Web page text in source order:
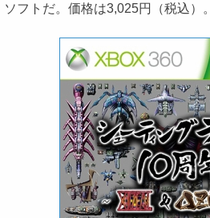
ソフトだ。価格は3,025円（税込）。